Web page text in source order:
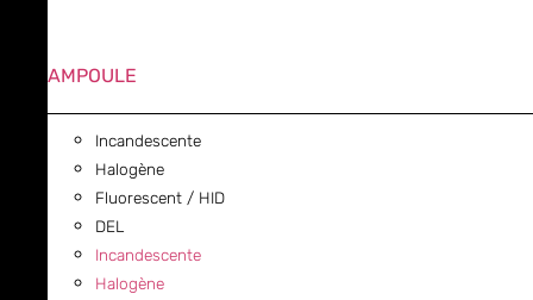
AMPOULE
Incandescente
Halogène
Fluorescent / HID
DEL
Incandescente
Halogène